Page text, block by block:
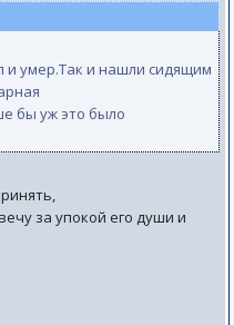
и умер.Так и нашли сидящим
бы уж это было
за упокой его души и